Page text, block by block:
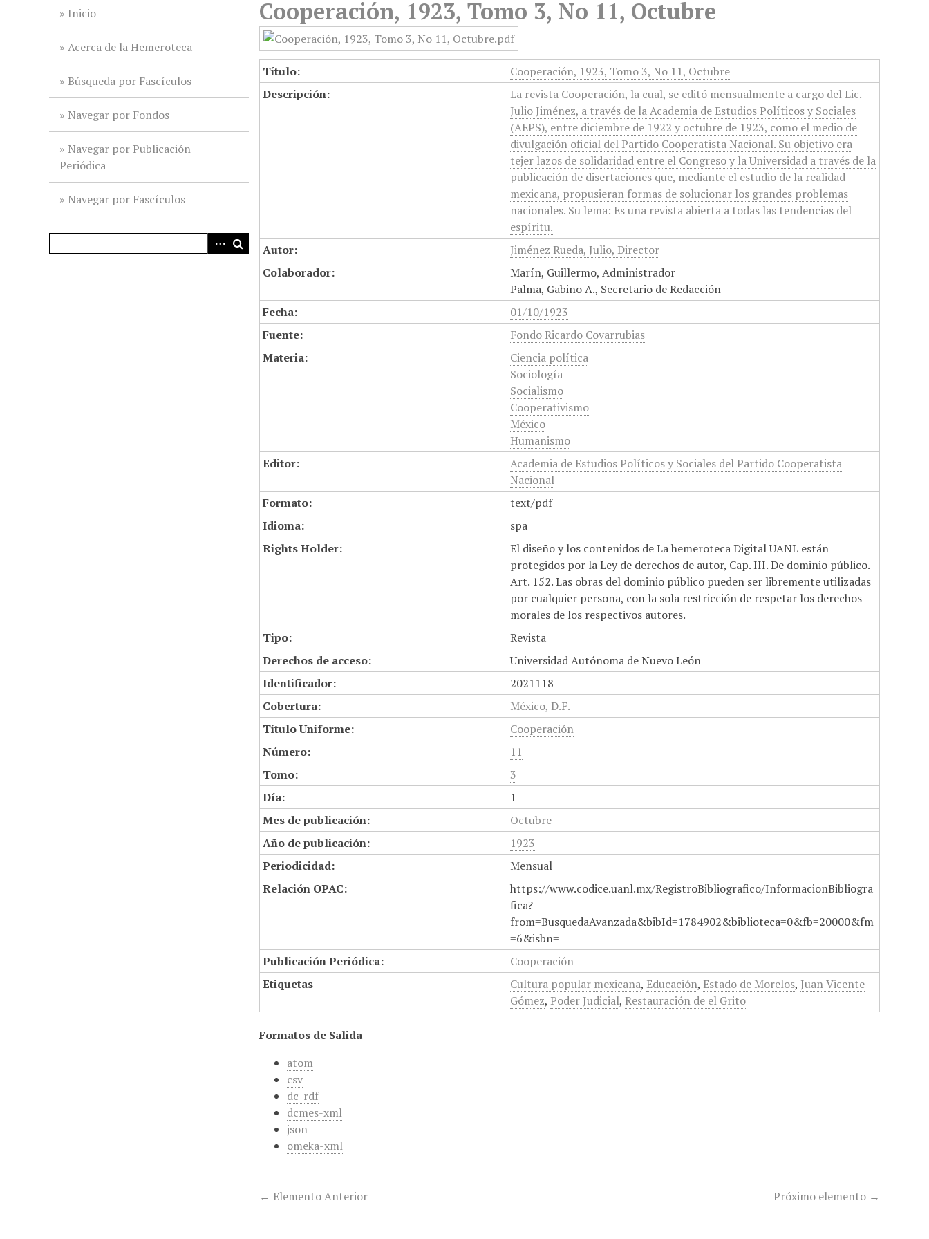
Inicio
Acerca de la Hemeroteca
Búsqueda por Fascículos
Navegar por Fondos
Navegar por Publicación
Periódica
Navegar por Fascículos
Cooperación, 1923, Tomo 3, No 11, Octubre
Título:
Cooperación, 1923, Tomo 3, No 11, Octubre
Descripción:
La revista Cooperación, la cual, se editó mensualmente a cargo del Lic.
Julio Jiménez, a través de la Academia de Estudios Políticos y Sociales
(AEPS), entre diciembre de 1922 y octubre de 1923, como el medio de
divulgación oficial del Partido Cooperatista Nacional. Su objetivo era
tejer lazos de solidaridad entre el Congreso y la Universidad a través de la
publicación de disertaciones que, mediante el estudio de la realidad
mexicana, propusieran formas de solucionar los grandes problemas
nacionales. Su lema: Es una revista abierta a todas las tendencias del
espíritu.
Autor:
Jiménez Rueda, Julio, Director
Colaborador:
Marín, Guillermo, Administrador
Palma, Gabino A., Secretario de Redacción
Fecha:
01/10/1923
Fuente:
Fondo Ricardo Covarrubias
Materia:
Ciencia política
Sociología
Socialismo
Cooperativismo
México
Humanismo
Editor:
Academia de Estudios Políticos y Sociales del Partido Cooperatista
Nacional
Formato:
text/pdf
Idioma:
spa
Rights Holder:
El diseño y los contenidos de La hemeroteca Digital UANL están
protegidos por la Ley de derechos de autor, Cap. III. De dominio público.
Art. 152. Las obras del dominio público pueden ser libremente utilizadas
por cualquier persona, con la sola restricción de respetar los derechos
morales de los respectivos autores.
Tipo:
Revista
Derechos de acceso:
Universidad Autónoma de Nuevo León
Identificador:
2021118
Cobertura:
México, D.F.
Título Uniforme:
Cooperación
Número:
11
Tomo:
3
Día:
1
Mes de publicación:
Octubre
Año de publicación:
1923
Periodicidad:
Mensual
Relación OPAC:
https://www.codice.uanl.mx/RegistroBibliografico/InformacionBibliogra
fica?
from=BusquedaAvanzada&bibId=1784902&biblioteca=0&fb=20000&fm
=6&isbn=
Publicación Periódica:
Cooperación
Etiquetas
Cultura popular mexicana, Educación, Estado de Morelos, Juan Vicente
Gómez, Poder Judicial, Restauración de el Grito
Formatos de Salida
atom
csv
dc-rdf
dcmes-xml
json
omeka-xml
← Elemento Anterior Próximo elemento →